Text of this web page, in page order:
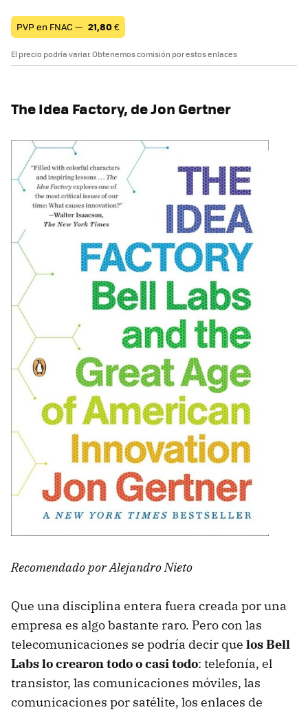
PVP en FNAC — 21,80€
El precio podría variar. Obtenemos comisión por estos enlaces
The Idea Factory, de Jon Gertner
Recomendado por Alejandro Nieto
Que una disciplina entera fuera creada por una
empresa es algo bastante raro. Pero con las
telecomunicaciones se podría decir que los Bell
Labs lo crearon todo o casi todo: telefonía, el
transistor, las comunicaciones móviles, las
comunicaciones por satélite, los enlaces de